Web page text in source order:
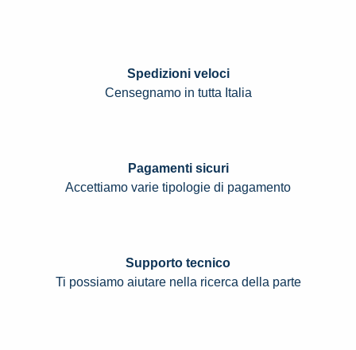
Spedizioni veloci
Censegnamo in tutta Italia
Pagamenti sicuri
Accettiamo varie tipologie di pagamento
Supporto tecnico
Ti possiamo aiutare nella ricerca della parte